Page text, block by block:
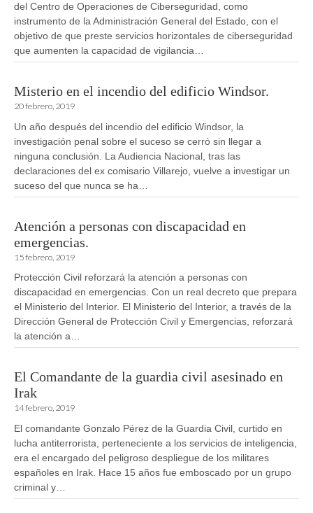
del Centro de Operaciones de Ciberseguridad, como
instrumento de la Administración General del Estado, con el
objetivo de que preste servicios horizontales de ciberseguridad
que aumenten la capacidad de vigilancia…
Misterio en el incendio del edificio Windsor.
20 febrero, 2019
Un año después del incendio del edificio Windsor, la
investigación penal sobre el suceso se cerró sin llegar a
ninguna conclusión. La Audiencia Nacional, tras las
declaraciones del ex comisario Villarejo, vuelve a investigar un
suceso del que nunca se ha…
Atención a personas con discapacidad en
emergencias.
15 febrero, 2019
Protección Civil reforzará la atención a personas con
discapacidad en emergencias. Con un real decreto que prepara
el Ministerio del Interior. El Ministerio del Interior, a través de la
Dirección General de Protección Civil y Emergencias, reforzará
la atención a…
El Comandante de la guardia civil asesinado en
Irak
14 febrero, 2019
El comandante Gonzalo Pérez de la Guardia Civil, curtido en
lucha antiterrorista, perteneciente a los servicios de inteligencia,
era el encargado del peligroso despliegue de los militares
españoles en Irak. Hace 15 años fue emboscado por un grupo
criminal y…